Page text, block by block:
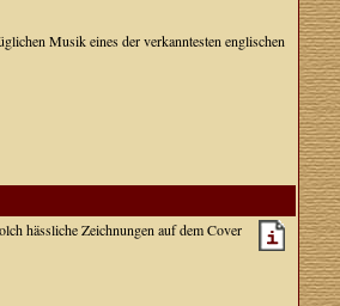
Musik eines der verkanntesten englischen
hässliche Zeichnungen auf dem Cover